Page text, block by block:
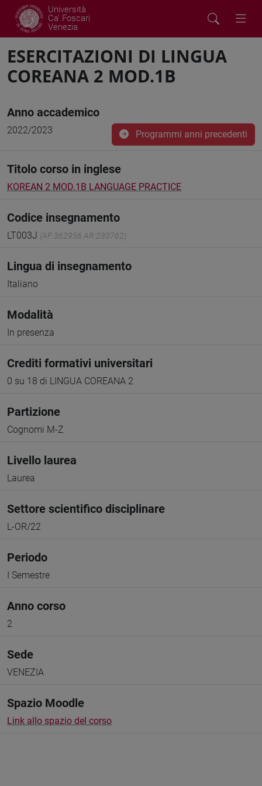
Università
Ca' Foscari
Venezia
ESERCITAZIONI DI LINGUA
COREANA 2 MOD.1B
Anno accademico
2022/2023 Programmi anni precedenti
Titolo corso in inglese
KOREAN 2 MOD.1B LANGUAGE PRACTICE
Codice insegnamento
LT003J (AF:362956 AR:230762)
Lingua di insegnamento
Italiano
Modalità
In presenza
Crediti formativi universitari
0 su 18 di LINGUA COREANA 2
Partizione
Cognomi M-Z
Livello laurea
Laurea
Settore scientifico disciplinare
L-OR/22
Periodo
I Semestre
Anno corso
2
Sede
VENEZIA
Spazio Moodle
Link allo spazio del corso